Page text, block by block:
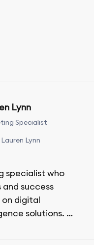
Lynn
Specialist
Lynn
specialist who
success
digital
solutions.